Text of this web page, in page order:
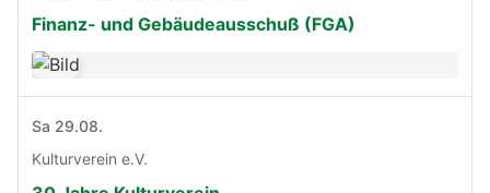
Finanz- und Gebäudeausschuß (FGA)
Sa 29.08.
Kulturverein e.V.